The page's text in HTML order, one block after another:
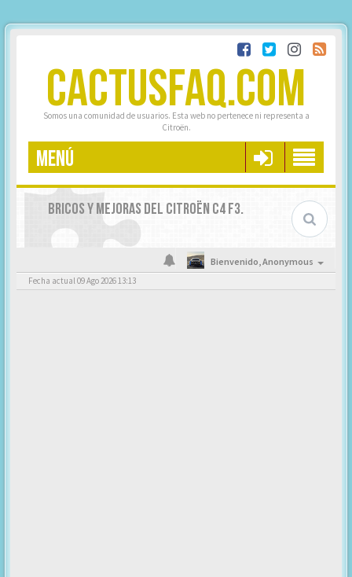
CACTUSFAQ.COM
Somos una comunidad de usuarios. Esta web no pertenece ni representa a
Citroën.
MENÚ
BRICOS Y MEJORAS DEL CITROËN C4 F3.
Bienvenido,Anonymous
Fecha actual 09 Ago 2026 13:13